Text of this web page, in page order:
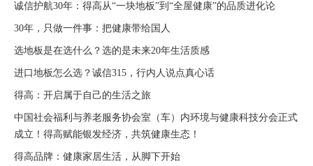
诚信护航30年：得高从“一块地板”到“全屋健康”的品质进化论
30年，只做一件事：把健康带给国人
选地板是在选什么？选的是未来20年生活质感
进口地板怎么选？诚信315，行内人说点真心话
得高：开启属于自己的生活之旅
中国社会福利与养老服务协会室（车）内环境与健康科技分会正式
成立！得高赋能银发经济，共筑健康生态！
得高品牌：健康家居生活，从脚下开始